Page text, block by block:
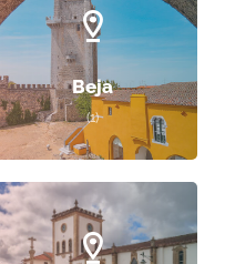
Beja
(1)